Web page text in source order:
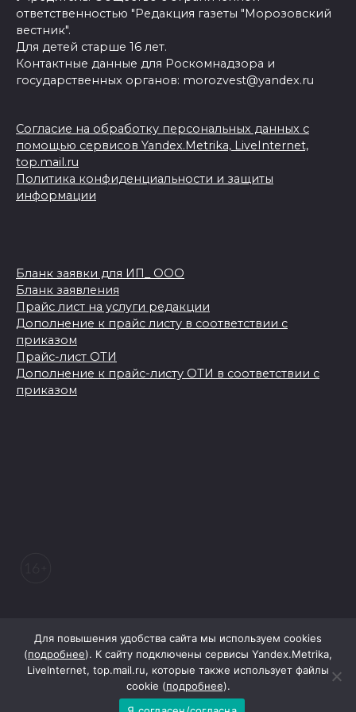
ответственностью "Редакция газеты "Морозовский
вестник".
Для детей старше 16 лет.
Контактные данные для Роскомнадзора и
государственных органов: morozvest@yandex.ru
Согласие на обработку персональных данных с
помощью сервисов Yandex.Metrika, LiveInternet,
top.mail.ru
Политика конфиденциальности и защиты
информации
Бланк заявки для ИП_ ООО
Бланк заявления
Прайс лист на услуги редакции
Дополнение к прайс листу в соответствии с
приказом
Прайс-лист ОТИ
Дополнение к прайс-листу ОТИ в соответствии с
приказом
При поддержке Правительства Ростовской области
Для повышения удобства сайта мы используем cookies
(подробнее). К сайту подключены сервисы Yandex.Metrika,
LiveInternet, top.mail.ru, которые также использует файлы
cookie (подробнее).